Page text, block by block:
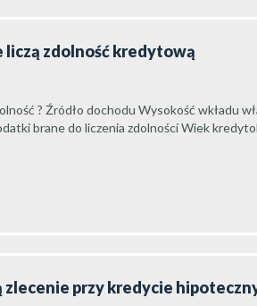
liczą zdolność kredytową
? Źródło dochodu Wysokość wkładu
brane do liczenia zdolności Wiek
zlecenie przy kredycie